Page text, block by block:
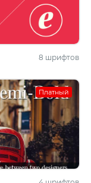
8 шрифтов
Платный